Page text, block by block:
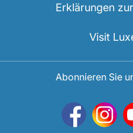
Erklärungen
Visit
Abonnieren Sie